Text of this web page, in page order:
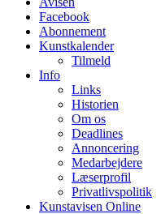
Facebook
Abonnement
Kunstkalender
Tilmeld
Info
Links
Historien
Om os
Deadlines
Annoncering
Medarbejdere
Læserprofil
Privatlivspolitik
Kunstavisen Online